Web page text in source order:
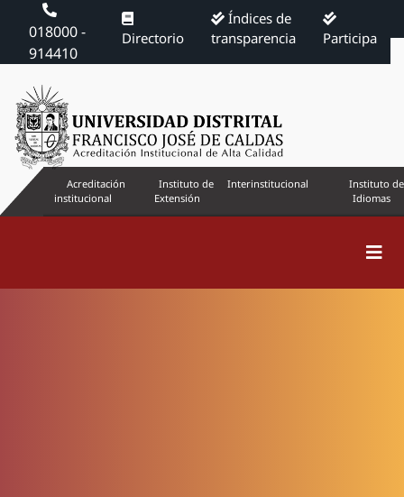
018000 -
914410
Directorio
Índices de
transparencia
Participa
Acreditación
institucional
Instituto de
Extensión
Interinstitucional
Instituto de
Idiomas